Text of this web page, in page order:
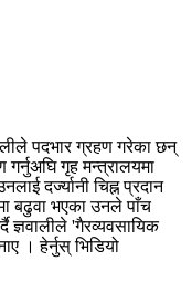
पदभार ग्रहण गरेका छन्
गर्नुअघि गृह मन्त्रालयमा
दर्ज्यानी चिह्न प्रदान
बढुवा भएका उनले पाँच
ज्ञवालीले 'गैरव्यवसायिक
। हेर्नुस् भिडियो